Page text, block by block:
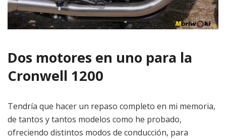
Dos motores en uno para la
Cronwell 1200
Tendría que hacer un repaso completo en mi memoria,
de tantos y tantos modelos como he probado,
ofreciendo distintos modos de conducción, para